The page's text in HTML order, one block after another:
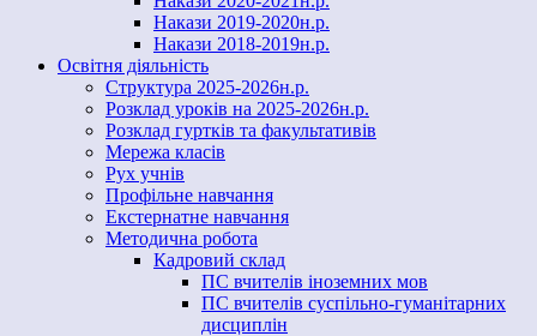
Накази 2019-2020н.р.
Накази 2018-2019н.р.
Освітня діяльність
Структура 2025-2026н.р.
Розклад уроків на 2025-2026н.р.
Розклад гуртків та факультативів
Мережа класів
Рух учнів
Профільне навчання
Екстернатне навчання
Методична робота
Кадровий склад
ПС вчителів іноземних мов
ПС вчителів суспільно-гуманітарних
дисциплін